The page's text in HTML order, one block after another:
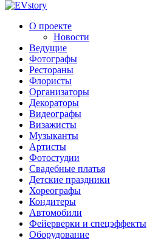
О проекте
Новости
Ведущие
Фотографы
Рестораны
Флористы
Организаторы
Декораторы
Видеографы
Визажисты
Музыканты
Артисты
Фотостудии
Свадебные платья
Детские праздники
Хореографы
Кондитеры
Автомобили
Фейерверки и спецэффекты
Оборудование